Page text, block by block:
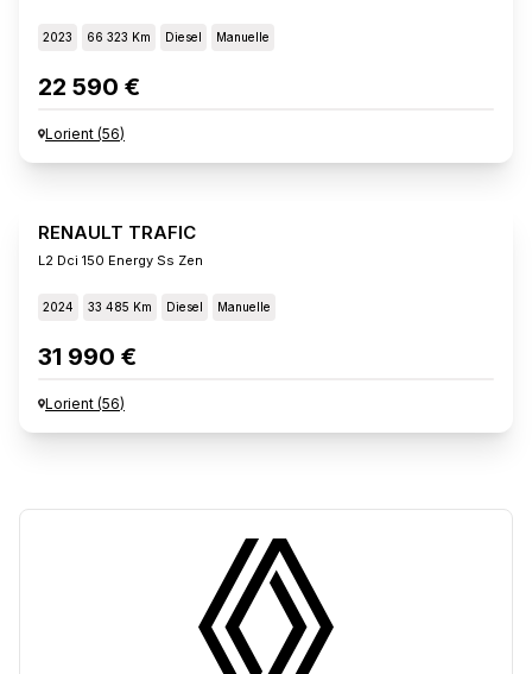
2023 66 323 Km Diesel Manuelle
22 590 €
Lorient (56)
RENAULT TRAFIC
L2 Dci 150 Energy Ss Zen
2024 33 485 Km Diesel Manuelle
31 990 €
Lorient (56)